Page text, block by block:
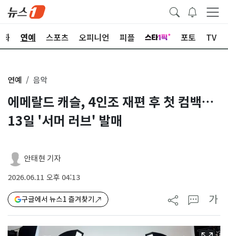
화 연예 스포츠 오피니언 피플 포토 TV
연예 음악
에메랄드 캐슬, 4인조 재편 후 첫 컴백…
13일 '서머 러브' 발매
안태현 기자
2026.06.11 오후 04:13
구글에서 뉴스1 즐겨찾기 가